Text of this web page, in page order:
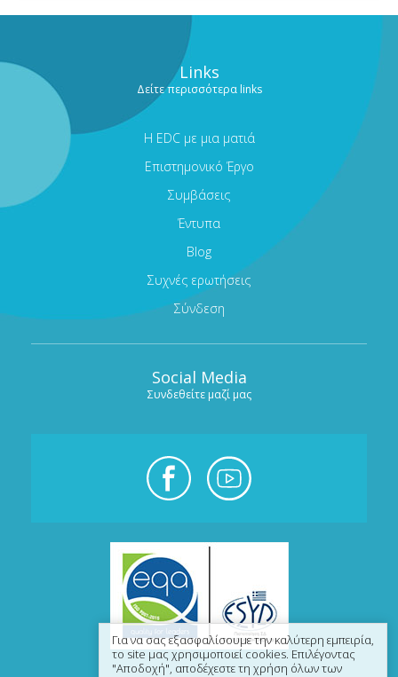
Links
Δείτε περισσότερα links
Η EDC με μια ματιά
Επιστημονικό Έργο
Συμβάσεις
Έντυπα
Blog
Συχνές ερωτήσεις
Σύνδεση
Social Media
Συνδεθείτε μαζί μας
Για να σας εξασφαλίσουμε την καλύτερη εμπειρία,
το site μας χρησιμοποιεί cookies. Επιλέγοντας
"Αποδοχή", αποδέχεστε τη χρήση όλων των